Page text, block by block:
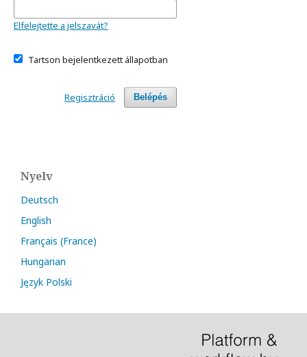
Elfelejtette a jelszavát?
Tartson bejelentkezett állapotban
Belépés
Regisztráció
Nyelv
Deutsch
English
Français (France)
Hungarian
Język Polski